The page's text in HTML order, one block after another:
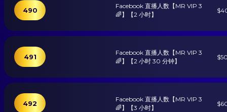
490
Facebook 直播人数【MR VIP 3
🌈】【2 小时】
491
Facebook 直播人数【MR VIP 3
🌈】【2 小时 30 分钟】
492
Facebook 直播人数【MR VIP 3
🌈】【3 小时】